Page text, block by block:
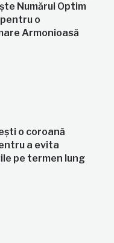
Numărul Optim
o
Armonioasă
o coroană
a evita
pe termen lung